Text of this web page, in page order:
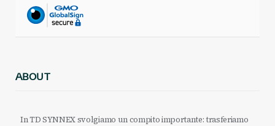
ABOUT
In TD SYNNEX svolgiamo un compito importante: trasferiamo